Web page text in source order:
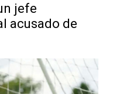
jefe
acusado de